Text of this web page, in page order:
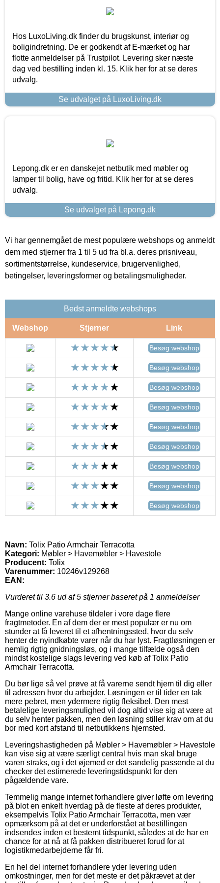
Hos LuxoLiving.dk finder du brugskunst, interiør og
boligindretning. De er godkendt af E-mærket og har
flotte anmeldelser på Trustpilot. Levering sker næste
dag ved bestilling inden kl. 15. Klik her for at se deres
udvalg.
Se udvalget på LuxoLiving.dk
Lepong.dk er en danskejet netbutik med møbler og
lamper til bolig, have og fritid. Klik her for at se deres
udvalg.
Se udvalget på Lepong.dk
Vi har gennemgået de mest populære webshops og anmeldt
dem med stjerner fra 1 til 5 ud fra bl.a. deres prisniveau,
sortimentstørrelse, kundeservice, brugervenlighed,
betingelser, leveringsformer og betalingsmuligheder.
Bedst anmeldte webshops
Webshop Stjerner Link
Besøg webshop
Besøg webshop
Besøg webshop
Besøg webshop
Besøg webshop
Besøg webshop
Besøg webshop
Besøg webshop
Besøg webshop
Navn: Tolix Patio Armchair Terracotta
Kategori: Møbler > Havemøbler > Havestole
Producent: Tolix
Varenummer: 10246v129268
EAN:
Vurderet til 3.6 ud af 5 stjerner baseret på 1 anmeldelser
Mange online varehuse tildeler i vore dage flere
fragtmetoder. En af dem der er mest populær er nu om
stunder at få leveret til et afhentningssted, hvor du selv
henter de nyindkøbte varer når du har lyst. Fragtløsningen er
nemlig rigtig gnidningsløs, og i mange tilfælde også den
mindst kostelige slags levering ved køb af Tolix Patio
Armchair Terracotta.
Du bør lige så vel prøve at få varerne sendt hjem til dig eller
til adressen hvor du arbejder. Løsningen er til tider en tak
mere pebret, men ydermere rigtig fleksibel. Den mest
betalelige leveringsmulighed vil dog altid vise sig at være at
du selv henter pakken, men den løsning stiller krav om at du
bor med kort afstand til netbutikkens hjemsted.
Leveringshastigheden på Møbler > Havemøbler > Havestole
kan vise sig at være særligt central hvis man skal bruge
varen straks, og i det øjemed er det sandelig passende at du
checker det estimerede leveringstidspunkt for den
pågældende vare.
Temmelig mange internet forhandlere giver løfte om levering
på blot en enkelt hverdag på de fleste af deres produkter,
eksempelvis Tolix Patio Armchair Terracotta, men vær
opmærksom på at det er underforstået at bestillingen
indsendes inden et bestemt tidspunkt, således at de har en
chance for at nå at få pakken distribueret forud for at
logistikmedarbejderne får fri.
En hel del internet forhandlere yder levering uden
omkostninger, men for det meste er det påkrævet at der